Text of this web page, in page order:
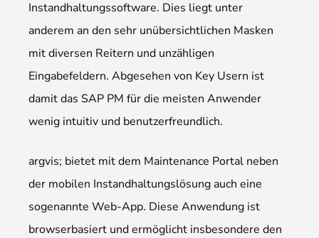
Instandhaltungs­software. Dies liegt unter
anderem an den sehr unübersichtlichen Masken
mit diversen Reitern und unzähligen
Eingabefeldern. Abgesehen von Key Usern ist
damit das SAP PM für die meisten Anwender
wenig intuitiv und benutzerfreundlich.
argvis; bietet mit dem Maintenance Portal neben
der mobilen Instandhaltungs­lösung auch eine
sogenannte Web-App. Diese Anwendung ist
browserbasiert und ermöglicht insbesondere den